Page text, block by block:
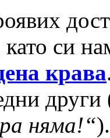
си
крава
други
няма!“).